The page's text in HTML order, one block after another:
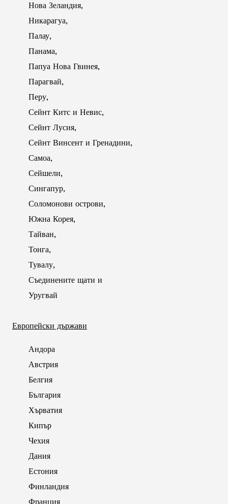
Нова Зеландия,
Никарагуа,
Палау,
Панама,
Папуа Нова Гвинея,
Парагвай,
Перу,
Сейнт Китс и Невис,
Сейнт Лусия,
Сейнт Винсент и Гренадини,
Самоа,
Сейшели,
Сингапур,
Соломонови острови,
Южна Корея,
Тайван,
Тонга,
Тувалу,
Съединените щати и
Уругвай
Европейски държави
Андора
Австрия
Белгия
България
Хърватия
Кипър
Чехия
Дания
Естония
Финландия
Франция